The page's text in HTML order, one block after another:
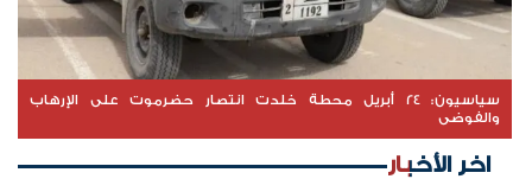
سياسيون: 24 أبريل محطة خلدت انتصار حضرموت على الإرهاب
والفوضى
اخر الأخبار